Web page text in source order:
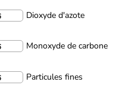
Dioxyde d'azote
Monoxyde de carbone
Particules fines